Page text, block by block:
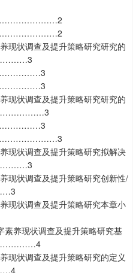
状…………………2
状…………………2
现状调查及提升策略研究研究的
现状调查及提升策略研究研究的
线…………………3
现状调查及提升策略研究拟解决
现状调查及提升策略研究创新性/
现状调查及提升策略研究本章小
素养现状调查及提升策略研究基
现状调查及提升策略研究的定义